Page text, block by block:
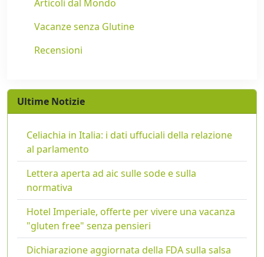
Articoli dal Mondo
Vacanze senza Glutine
Recensioni
Ultime Notizie
Celiachia in Italia: i dati uffuciali della relazione
al parlamento
Lettera aperta ad aic sulle sode e sulla
normativa
Hotel Imperiale, offerte per vivere una vacanza
"gluten free" senza pensieri
Dichiarazione aggiornata della FDA sulla salsa